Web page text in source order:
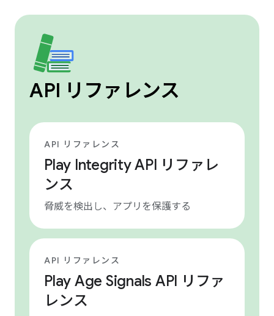
API リファレンス
API リファレンス
Play Integrity API リファレ
ンス
脅威を検出し、アプリを保護する
API リファレンス
Play Age Signals API リファ
レンス